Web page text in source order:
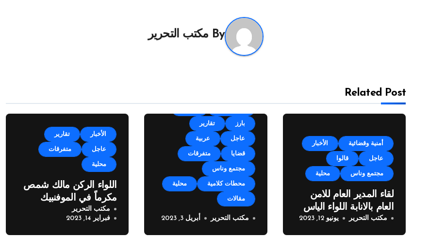
By مكتب التحرير
Related Post
أمنية وقضائية الأخبار
عاجل قالوا
مجتمع وناس محلية
لقاء المدير العام للامن
العام بالانابة اللواء الياس
البيسري مع وفد من
مراسلي الصحف العربية
مكتب التحرير يونيو 12, 2023
بارز تقارير
عاجل عربية
قضايا متفرقات
مجتمع وناس
محطات كلامية محلية
مقالات
خطوة فريدة من بلدية
زوق مكايل بوجه اصحاب
مكتب التحرير أبريل 3, 2023
الأخبار تقارير
عاجل متفرقات
محلية
اللواء الركن مالك شمص
مكرماً في الموفنبيك
بيروت
مكتب التحرير
فبراير 14, 2023